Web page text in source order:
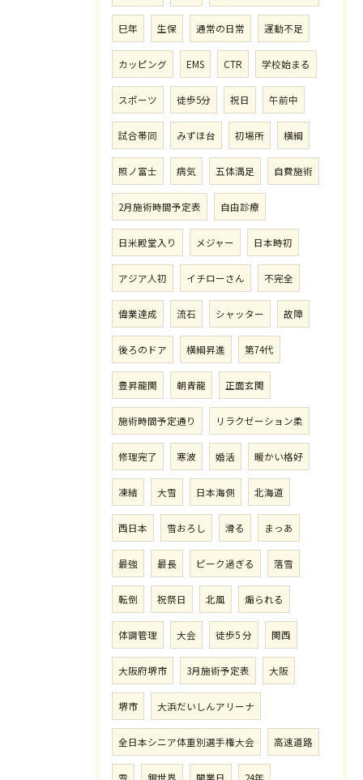
巳年 生保 通常の日常 運動不足
カッピング EMS CTR 学校始まる
スポーツ 徒歩5分 祝日 午前中
試合帯同 みずほ台 初場所 横綱
照ノ富士 病気 五体満足 自費施術
2月施術時間予定表 自由診療
日米殿堂入り メジャー 日本時初
アジア人初 イチローさん 不完全
偉業達成 流石 シャッター 故障
後ろのドア 横綱昇進 第74代
豊昇龍関 朝青龍 正面玄関
施術時間予定通り リラクゼーション柔
修理完了 寒波 婚活 暖かい格好
凍結 大雪 日本海側 北海道
西日本 雪おろし 滑る まっあ
最強 最長 ピーク過ぎる 落雪
転倒 祝祭日 北風 煽られる
体調管理 大会 徒歩5 分 関西
大阪府堺市 3月施術予定表 大阪
堺市 大浜だいしんアリーナ
全日本シニア体重別選手権大会 高速道路
雪 銀世界 開業日 24年